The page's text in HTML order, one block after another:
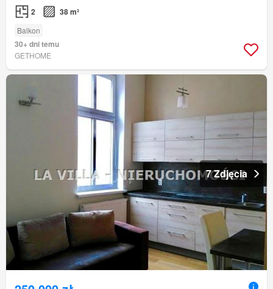
2 38 m²
Balkon
30+ dni temu
GETHOME
7 Zdjęcia